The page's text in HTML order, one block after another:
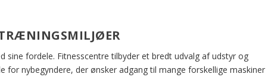
TRÆNINGSMILJØER
fordele. Fitnesscentre tilbyder et bredt udvalg af udstyr og
for nybegyndere, der ønsker adgang til mange forskellige maskiner